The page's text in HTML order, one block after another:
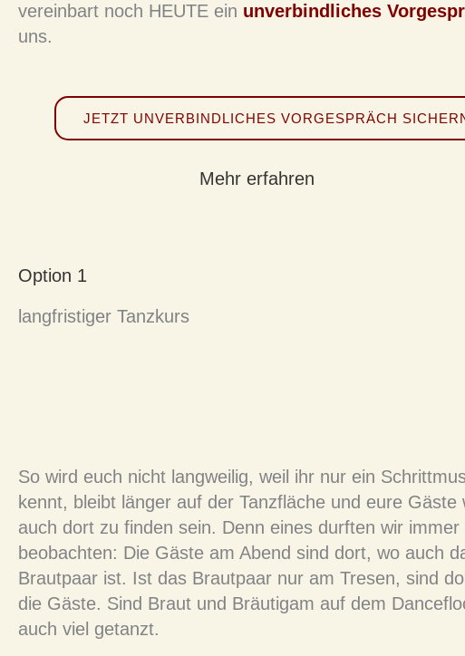
vereinbart noch HEUTE ein unverbindliches
uns.
JETZT UNVERBINDLICHES VORGESPRÄCH
Mehr erfahren
Option 1
langfristiger Tanzkurs
So wird euch nicht langweilig, weil ihr nur ein
kennt, bleibt länger auf der Tanzfläche und eure Gäste
auch dort zu finden sein. Denn eines durften wir immer
beobachten: Die Gäste am Abend sind dort, wo auch
Brautpaar ist. Ist das Brautpaar nur am Tresen, sind
die Gäste. Sind Braut und Bräutigam auf dem
auch viel getanzt.